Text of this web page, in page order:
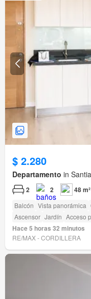
$ 2.280
Departamento in
2 2 48 m²
Balcón Vista panorámica
Ascensor Jardín Acceso
Hace 5 horas 32 minutos
RE/MAX - CORDILLERA